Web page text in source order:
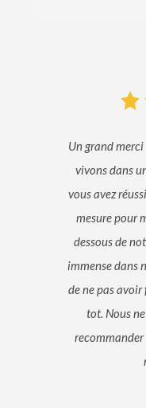
Un grand
vivons dans
vous avez
mesure pour
dessous de
immense dans
de ne pas
tot. Nous
recommander